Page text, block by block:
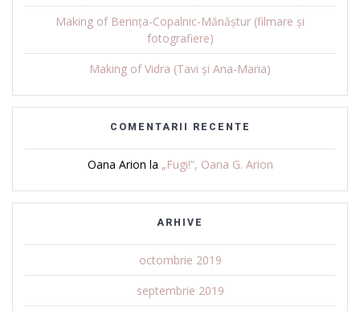
Making of Berința-Copalnic-Mănăștur (filmare și
fotografiere)
Making of Vidra (Tavi și Ana-Maria)
COMENTARII RECENTE
Oana Arion la „Fugi!”, Oana G. Arion
ARHIVE
octombrie 2019
septembrie 2019